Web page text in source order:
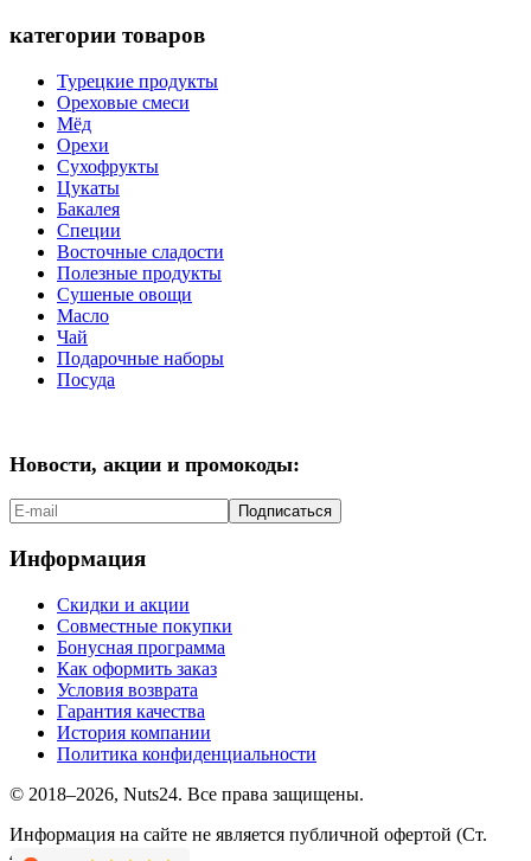
категории товаров
Турецкие продукты
Ореховые смеси
Мёд
Орехи
Сухофрукты
Цукаты
Бакалея
Специи
Восточные сладости
Полезные продукты
Сушеные овощи
Масло
Чай
Подарочные наборы
Посуда
Новости, акции и промокоды:
Подписаться
Информация
Скидки и акции
Совместные покупки
Бонусная программа
Как оформить заказ
Условия возврата
Гарантия качества
История компании
Политика конфиденциальности
© 2018–2026, Nuts24. Все права защищены.
Информация на сайте не является публичной офертой (Ст.
437.2 ГК РФ).